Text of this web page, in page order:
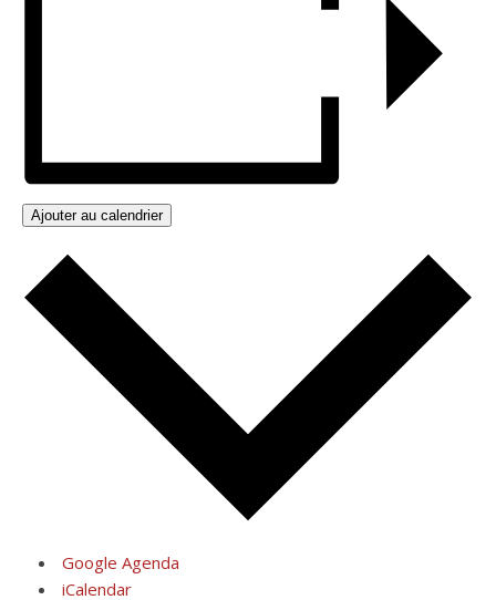
Ajouter au calendrier
Google Agenda
iCalendar